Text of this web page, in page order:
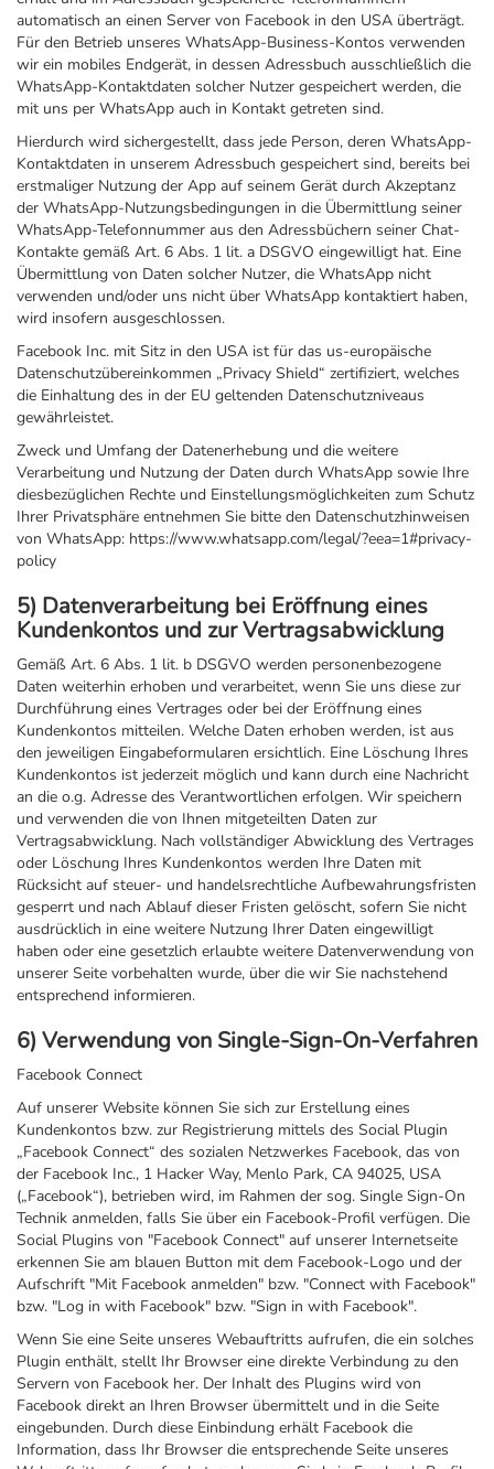
automatisch an einen Server von Facebook in den USA überträgt.
Für den Betrieb unseres WhatsApp-Business-Kontos verwenden
wir ein mobiles Endgerät, in dessen Adressbuch ausschließlich die
WhatsApp-Kontaktdaten solcher Nutzer gespeichert werden, die
mit uns per WhatsApp auch in Kontakt getreten sind.
Hierdurch wird sichergestellt, dass jede Person, deren WhatsApp-
Kontaktdaten in unserem Adressbuch gespeichert sind, bereits bei
erstmaliger Nutzung der App auf seinem Gerät durch Akzeptanz
der WhatsApp-Nutzungsbedingungen in die Übermittlung seiner
WhatsApp-Telefonnummer aus den Adressbüchern seiner Chat-
Kontakte gemäß Art. 6 Abs. 1 lit. a DSGVO eingewilligt hat. Eine
Übermittlung von Daten solcher Nutzer, die WhatsApp nicht
verwenden und/oder uns nicht über WhatsApp kontaktiert haben,
wird insofern ausgeschlossen.
Facebook Inc. mit Sitz in den USA ist für das us-europäische
Datenschutzübereinkommen „Privacy Shield“ zertifiziert, welches
die Einhaltung des in der EU geltenden Datenschutzniveaus
gewährleistet.
Zweck und Umfang der Datenerhebung und die weitere
Verarbeitung und Nutzung der Daten durch WhatsApp sowie Ihre
diesbezüglichen Rechte und Einstellungsmöglichkeiten zum Schutz
Ihrer Privatsphäre entnehmen Sie bitte den Datenschutzhinweisen
von WhatsApp: https://www.whatsapp.com/legal/?eea=1#privacy-
policy
5) Datenverarbeitung bei Eröffnung eines
Kundenkontos und zur Vertragsabwicklung
Gemäß Art. 6 Abs. 1 lit. b DSGVO werden personenbezogene
Daten weiterhin erhoben und verarbeitet, wenn Sie uns diese zur
Durchführung eines Vertrages oder bei der Eröffnung eines
Kundenkontos mitteilen. Welche Daten erhoben werden, ist aus
den jeweiligen Eingabeformularen ersichtlich. Eine Löschung Ihres
Kundenkontos ist jederzeit möglich und kann durch eine Nachricht
an die o.g. Adresse des Verantwortlichen erfolgen. Wir speichern
und verwenden die von Ihnen mitgeteilten Daten zur
Vertragsabwicklung. Nach vollständiger Abwicklung des Vertrages
oder Löschung Ihres Kundenkontos werden Ihre Daten mit
Rücksicht auf steuer- und handelsrechtliche Aufbewahrungsfristen
gesperrt und nach Ablauf dieser Fristen gelöscht, sofern Sie nicht
ausdrücklich in eine weitere Nutzung Ihrer Daten eingewilligt
haben oder eine gesetzlich erlaubte weitere Datenverwendung von
unserer Seite vorbehalten wurde, über die wir Sie nachstehend
entsprechend informieren.
6) Verwendung von Single-Sign-On-Verfahren
Facebook Connect
Auf unserer Website können Sie sich zur Erstellung eines
Kundenkontos bzw. zur Registrierung mittels des Social Plugin
„Facebook Connect“ des sozialen Netzwerkes Facebook, das von
der Facebook Inc., 1 Hacker Way, Menlo Park, CA 94025, USA
(„Facebook“), betrieben wird, im Rahmen der sog. Single Sign-On
Technik anmelden, falls Sie über ein Facebook-Profil verfügen. Die
Social Plugins von "Facebook Connect" auf unserer Internetseite
erkennen Sie am blauen Button mit dem Facebook-Logo und der
Aufschrift "Mit Facebook anmelden" bzw. "Connect with Facebook"
bzw. "Log in with Facebook" bzw. "Sign in with Facebook".
Wenn Sie eine Seite unseres Webauftritts aufrufen, die ein solches
Plugin enthält, stellt Ihr Browser eine direkte Verbindung zu den
Servern von Facebook her. Der Inhalt des Plugins wird von
Facebook direkt an Ihren Browser übermittelt und in die Seite
eingebunden. Durch diese Einbindung erhält Facebook die
Information, dass Ihr Browser die entsprechende Seite unseres